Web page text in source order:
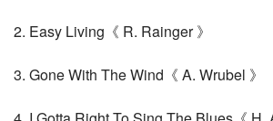
2. Easy Living《 R. Rainger 》
3. Gone With The Wind《 A. Wrubel 》